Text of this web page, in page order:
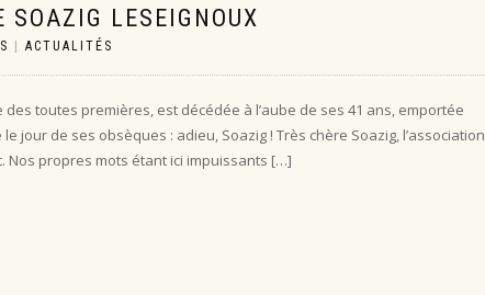
LESEIGNOUX
ACTUALITÉS
des toutes premières, est décédée à l’aube de ses 41 ans, emportée
jour de ses obsèques : adieu, Soazig ! Très chère Soazig, l’association
Nos propres mots étant ici impuissants […]